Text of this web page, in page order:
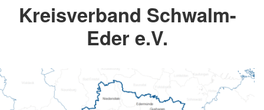
Kreisverband Schwalm-
Eder e.V.